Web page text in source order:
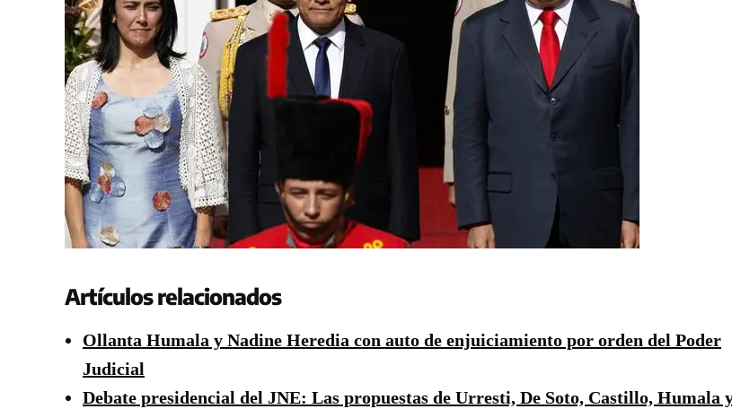
Artículos relacionados
Ollanta Humala y Nadine Heredia con auto de enjuiciamiento por orden del Poder
Judicial
Debate presidencial del JNE: Las propuestas de Urresti, De Soto, Castillo, Humala